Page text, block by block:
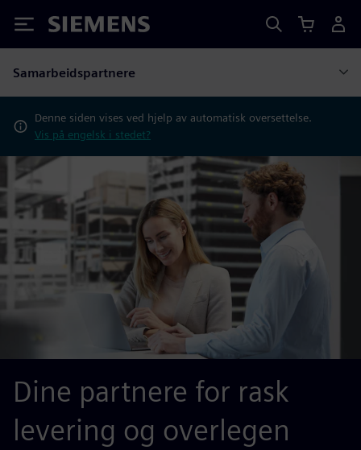
Siemens
Samarbeidspartnere
Denne siden vises ved hjelp av automatisk oversettelse.
Vis på engelsk i stedet?
Dine partnere for rask
levering og overlegen